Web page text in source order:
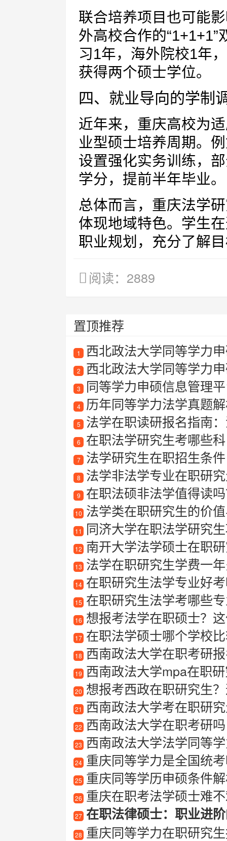
联合培养项目也可能
外高校合作的
习1年，海外院校1年
获得两个硕士学位。
四、就业导向的学制
近年来，重庆高校为
业型硕士培养周期。
设置强化实务训练，
学分，提前半年毕业。
总体而言，重庆法学
体现地域特色。学生
职业规划，充分了解
阅读：2889
置顶推荐
1 西北政法大学同等学力
2 西北政法大学同等学力
3 同等学力申硕信息管理
4 历年同等学力法学真题
5 法学在职读研报名指南
6 在职法学研究生考哪些
7 法学研究生在职招生条件
8 法学非法学专业在职研
9 在职法硕非法学值得读
10 法学类在职研究生的价
11 同济大学在职法学研究生
12 南开大学法学硕士在职研
13 法学在职研究生学费一
14 在职研究生法学专业好
15 在职研究生法学考哪些
16 想报考法学在职硕士？
17 在职法学硕士哪个学校
18 西南政法大学在职考研
19 西南政法大学mpa在职
20 想报考西政在职研究生
21 西南政法大学考在职研
22 西南政法大学在职考研吗
23 西南政法大学法学同等
24 重庆同等学力是全国统
25 重庆同等学历申硕条件
26 重庆在职考法学硕士难
27 在职法律硕士：职业进
28 重庆同等学力在职研究